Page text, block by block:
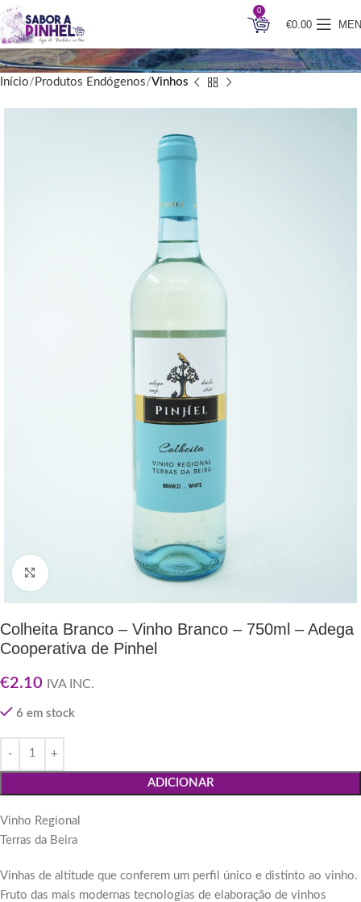
0
€0.00
Início Produtos Endógenos Vinhos
Clique para ampliar
Colheita Branco – Vinho Branco – 750ml – Adega
Cooperativa de Pinhel
€2.10 IVA INC.
6 em stock
ADICIONAR
Vinho Regional
Terras da Beira
Vinhas de altitude que conferem um perfil único e distinto ao vinho.
Fruto das mais modernas tecnologias de elaboração de vinhos